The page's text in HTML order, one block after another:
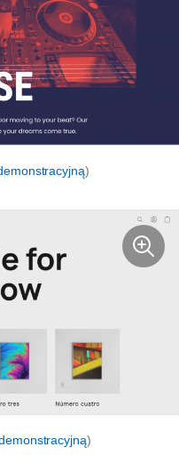
)
)